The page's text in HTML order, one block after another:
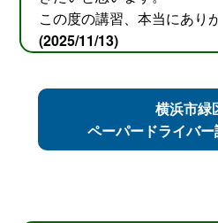
この度の講習、本当にあり
(2025/11/13)
横浜市緑
ペーパードライバ